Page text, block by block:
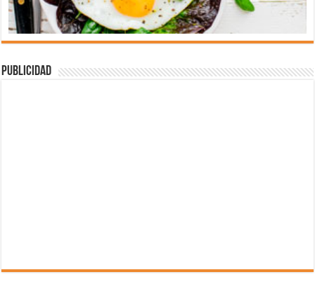
Publicidad